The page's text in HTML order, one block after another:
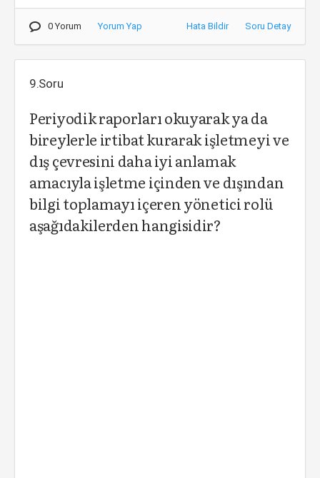
0 Yorum Yorum Yap Hata Bildir Soru Detay
9.Soru
Periyodik raporları okuyarak ya da
bireylerle irtibat kurarak işletmeyi ve
dış çevresini daha iyi anlamak
amacıyla işletme içinden ve dışından
bilgi toplamayı içeren yönetici rolü
aşağıdakilerden hangisidir?